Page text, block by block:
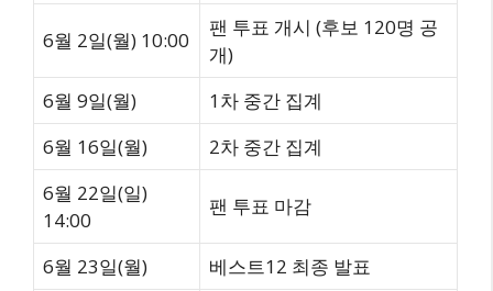
6월 2일(월) 10:00
팬 투표 개시 (후보 120명 공
개)
6월 9일(월)
1차 중간 집계
6월 16일(월)
2차 중간 집계
6월 22일(일)
14:00
팬 투표 마감
6월 23일(월)
베스트12 최종 발표